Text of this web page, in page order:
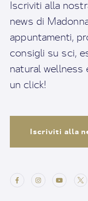
Iscriviti alla
news di
appuntamenti,
consigli su sci,
natural
un click!
Iscriviti alla